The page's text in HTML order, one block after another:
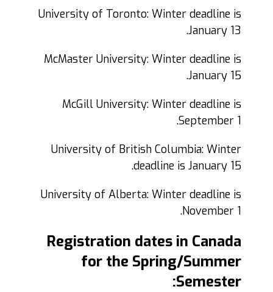
University of Toronto: Winter deadline is
January 13.
McMaster University: Winter deadline is
January 15.
McGill University: Winter deadline is
September 1.
University of British Columbia: Winter
deadline is January 15.
University of Alberta: Winter deadline is
November 1.
Registration dates in Canada
for the Spring/Summer
Semester: